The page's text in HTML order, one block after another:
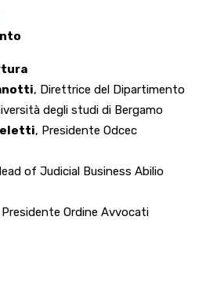
, Direttrice del Dipartimento
degli studi di Bergamo
, Presidente Odcec
of Judicial Business Abilio
Presidente Ordine Avvocati